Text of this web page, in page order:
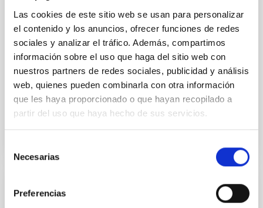
Las cookies de este sitio web se usan para personalizar
el contenido y los anuncios, ofrecer funciones de redes
sociales y analizar el tráfico. Además, compartimos
información sobre el uso que haga del sitio web con
nuestros partners de redes sociales, publicidad y análisis
web, quienes pueden combinarla con otra información
que les haya proporcionado o que hayan recopilado a
partir del uso que haya hecho de sus servicios.
Necesarias
Preferencias
single JWST MIRI/LRS secondary eclipses for 10
ultra-hot
Smith, Cole et al.
Fecha de publicación:
6 2026
BIBCODE 2026ASTCS..1160088S
SIN ÁRBITRO